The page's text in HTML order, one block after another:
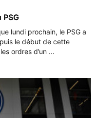
lundi prochain, le PSG a
le début de cette
ordres d’un ...